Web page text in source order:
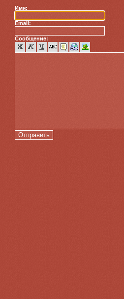
Имя:
Email:
Сообщение: